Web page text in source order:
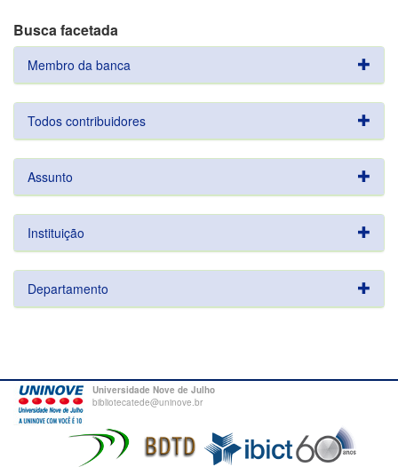
Busca facetada
Membro da banca
Todos contribuidores
Assunto
Instituição
Departamento
Universidade Nove de Julho
bibliotecatede@uninove.br